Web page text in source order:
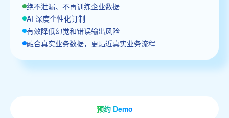
绝不泄漏、不再训练企业数据
AI 深度个性化订制
有效降低幻觉和错误输出风险
融合真实业务数据，更贴近真实业务流程
预约 Demo